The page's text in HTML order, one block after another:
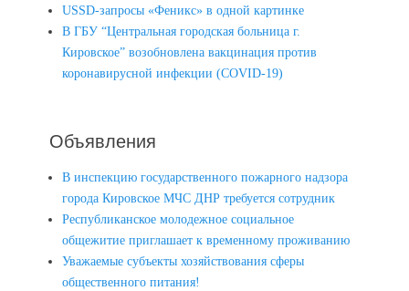
USSD-запросы «Феникс» в одной картинке
В ГБУ “Центральная городская больница г.
Кировское” возобновлена вакцинация против
коронавирусной инфекции (COVID-19)
Объявления
В инспекцию государственного пожарного надзора
города Кировское МЧС ДНР требуется сотрудник
Республиканское молодежное социальное
общежитие приглашает к временному проживанию
Уважаемые субъекты хозяйствования сферы
общественного питания!